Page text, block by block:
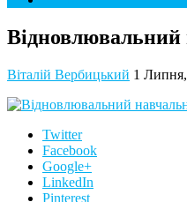
Відновлювальний
Віталій Вербицький 1
Twitter
Facebook
Google+
LinkedIn
Pinterest